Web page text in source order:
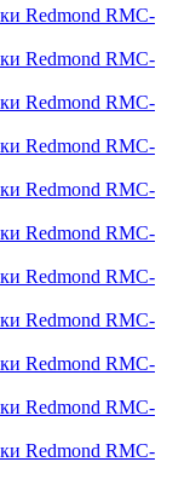
Redmond RMC-
Redmond RMC-
Redmond RMC-
Redmond RMC-
Redmond RMC-
Redmond RMC-
Redmond RMC-
Redmond RMC-
Redmond RMC-
Redmond RMC-
Redmond RMC-